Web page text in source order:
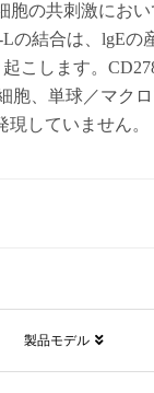
胞の共刺激にお
の結合は、lgEの
こします。
胞、単球／マク
していません。
製品モデル